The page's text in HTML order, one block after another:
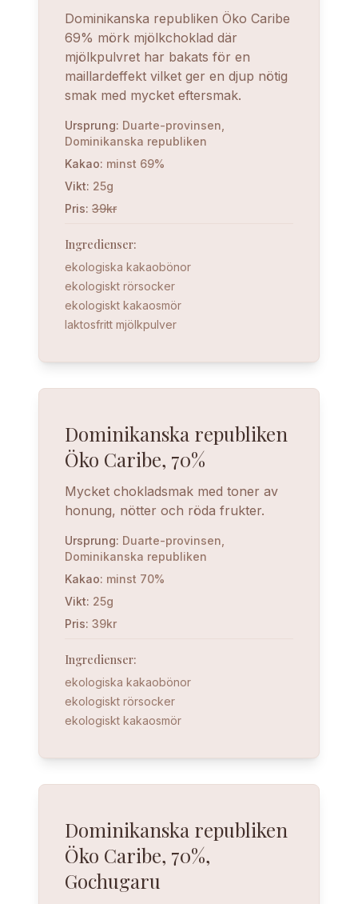
Dominikanska republiken Öko Caribe
69% mörk mjölkchoklad där
mjölkpulvret har bakats för en
maillardeffekt vilket ger en djup nötig
smak med mycket eftersmak.
Ursprung: Duarte-provinsen,
Dominikanska republiken
Kakao: minst 69%
Vikt: 25g
Pris: 39kr
Ingredienser:
ekologiska kakaobönor
ekologiskt rörsocker
ekologiskt kakaosmör
laktosfritt mjölkpulver
Dominikanska republiken
Öko Caribe, 70%
Mycket chokladsmak med toner av
honung, nötter och röda frukter.
Ursprung: Duarte-provinsen,
Dominikanska republiken
Kakao: minst 70%
Vikt: 25g
Pris: 39kr
Ingredienser:
ekologiska kakaobönor
ekologiskt rörsocker
ekologiskt kakaosmör
Dominikanska republiken
Öko Caribe, 70%,
Gochugaru